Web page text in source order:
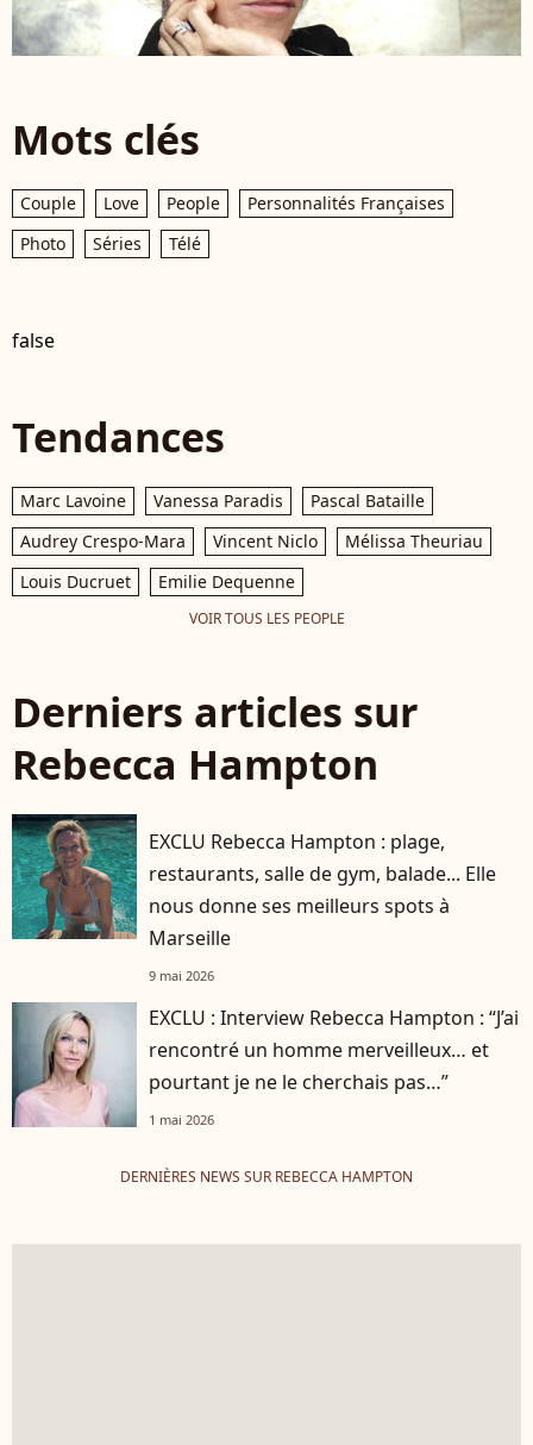
Mots clés
Couple Love People
Personnalités Françaises
Photo
Séries Télé
false
Tendances
Marc Lavoine Vanessa Paradis
Pascal Bataille
Audrey Crespo-Mara
Vincent Niclo
Mélissa Theuriau
Louis Ducruet
Emilie Dequenne
VOIR TOUS LES PEOPLE
Derniers articles sur
Rebecca Hampton
EXCLU Rebecca Hampton : plage,
restaurants, salle de gym, balade... Elle
nous donne ses meilleurs spots à
Marseille
9 mai 2026
EXCLU : Interview Rebecca Hampton : “J’ai
rencontré un homme merveilleux… et
pourtant je ne le cherchais pas…”
1 mai 2026
DERNIÈRES NEWS SUR REBECCA HAMPTON